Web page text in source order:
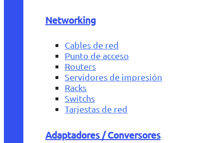
Networking
Cables de red
Punto de acceso
Routers
Servidores de impresión
Racks
Switchs
Tarjestas de red
Adaptadores / Conversores